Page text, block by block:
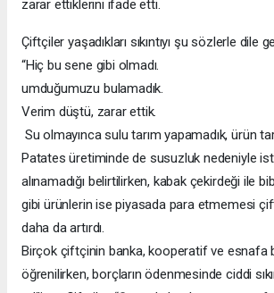
zarar ettiklerini ifade etti.
Çiftçiler yaşadıkları sıkıntıyı şu sözlerle dile
“Hiç bu sene gibi olmadı.
umduğumuzu bulamadık.
Verim düştü, zarar ettik.
Su olmayınca sulu tarım yapamadık, ürün
Patates üretiminde de susuzluk nedeniyle
alınamadığı belirtilirken, kabak çekirdeği ile
gibi ürünlerin ise piyasada para etmemesi
daha da artırdı.
Birçok çiftçinin banka, kooperatif ve esnafa
öğrenilirken, borçların ödenmesinde ciddi